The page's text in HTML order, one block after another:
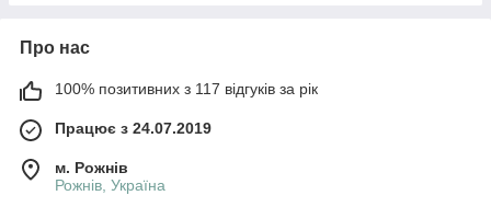
Про нас
100% позитивних з 117 відгуків за рік
Працює з 24.07.2019
м. Рожнів
Рожнів, Україна